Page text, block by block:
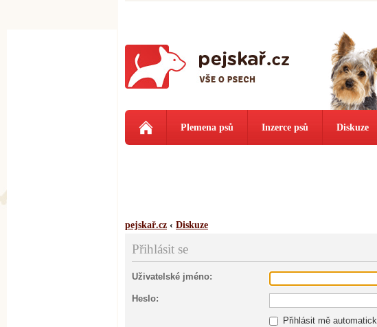
Plemena psů Inzerce psů Diskuze
pejskař.cz ‹ Diskuze
Přihlásit se
Uživatelské jméno:
Heslo:
Přihlásit mě